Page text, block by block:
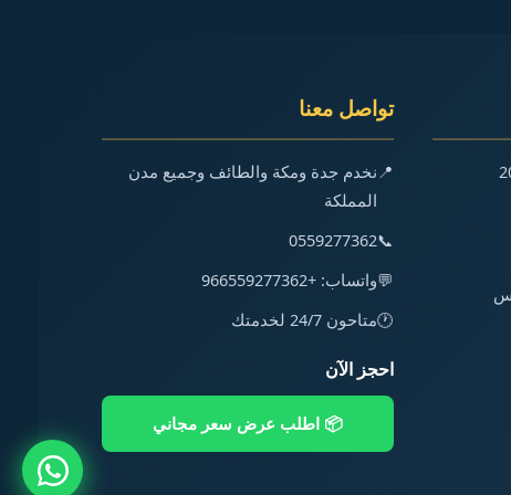
تواصل معنا
📍نخدم جدة ومكة والطائف وجميع مدن
المملكة
📞
0559277362
💬واتساب: +966559277362
🕐متاحون 24/7 لخدمتك
احجز الآن
📦 اطلب عرض سعر مجاني